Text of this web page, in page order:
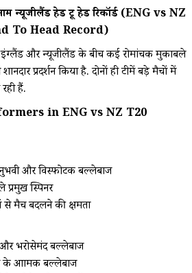
न्यूजीलैंड हेड टू हेड रिकॉर्ड (ENG vs NZ
To Head Record)
इंग्लैंड और न्यूजीलैंड के बीच कई रोमांचक मुकाबले
प्रदर्शन किया है. दोनों ही टीमें बड़े मैचों में
हैं.
in ENG vs NZ T20
और विस्फोटक बल्लेबाज
स्पिनर
मैच बदलने की क्षमता
और भरोसेमंद बल्लेबाज
आक्रामक बल्लेबाज